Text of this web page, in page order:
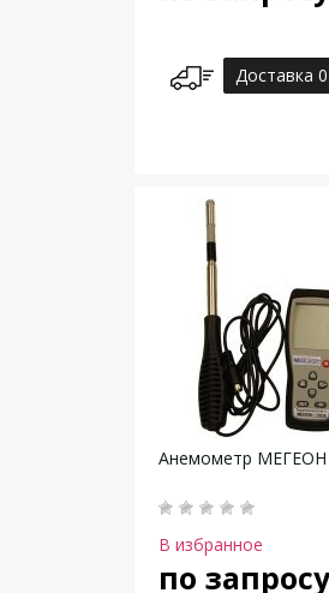
Доставка
Анемометр МЕГЕОН
В избранное
по запросу